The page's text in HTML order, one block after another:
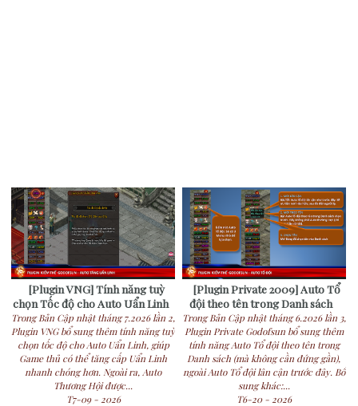
[Plugin VNG] Tính năng tuỳ
chọn Tốc độ cho Auto Uẩn Linh
Trong Bản Cập nhật tháng 7.2026 lần 2,
Plugin VNG bổ sung thêm tính năng tuỳ
chọn tốc độ cho Auto Uẩn Linh, giúp
Game thủ có thể tăng cấp Uẩn Linh
nhanh chóng hơn. Ngoài ra, Auto
Thương Hội được...
T7-09 - 2026
[Plugin Private 2009] Auto Tổ
đội theo tên trong Danh sách
Trong Bản Cập nhật tháng 6.2026 lần 3,
Plugin Private Godofsun bổ sung thêm
tính năng Auto Tổ đội theo tên trong
Danh sách (mà không cần đứng gần),
ngoài Auto Tổ đội lân cận trước đây. Bổ
sung khác:...
T6-20 - 2026